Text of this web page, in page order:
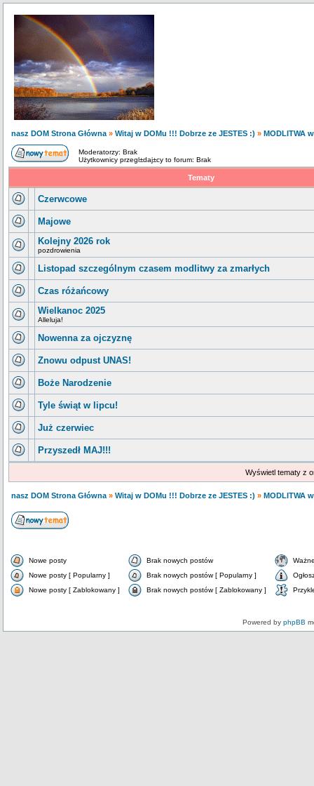
nasz DOM Strona Główna » Witaj w DOMu !!! Dobrze ze JESTES :) » MODLITWA
Moderatorzy: Brak
Użytkownicy przegl±daj±cy to forum: Brak
Tematy
Czerwcowe
Majowe
Kolejny 2026 rok
pozdrowienia
Listopad szczególnym czasem modlitwy za zmarłych
Czas różańcowy
Wielkanoc 2025
Alleluja!
Nowenna za ojczyznę
Znowu odpust UNAS!
Boże Narodzenie
Tyle świąt w lipcu!
Już czerwiec
Przyszedł MAJ!!!
Wyświetl tematy z
nasz DOM Strona Główna » Witaj w DOMu !!! Dobrze ze JESTES :) » MODLITWA
Nowe posty Brak nowych postów
Nowe posty [ Popularny ]
Brak nowych postów [ Popularny ]
Nowe posty [ Zablokowany ]
Brak nowych postów [ Zablokowany ]
Powered by phpBB